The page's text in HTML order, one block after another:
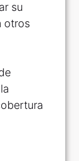
su
otros